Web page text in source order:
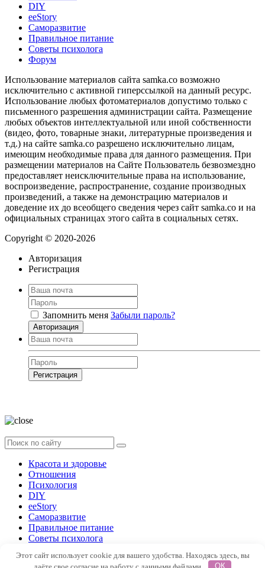
DIY
ееStory
Саморазвитие
Правильное питание
Советы психолога
Форум
Использование материалов сайта samka.co возможно
исключительно с активной гиперссылкой на данный ресурс.
Использование любых фотоматериалов допустимо только с
письменного разрешения администрации сайта. Размещение
любых объектов интеллектуальной или иной собственности
(видео, фото, товарные знаки, литературные произведения и
т.д.) на сайте samka.co разрешено исключительно лицам,
имеющим необходимые права для данного размещения. При
размещении материалов на Сайте Пользователь безвозмездно
предоставляет неисключительные права на использование,
воспроизведение, распространение, создание производных
произведений, а также на демонстрацию материалов и
доведение их до всеобщего сведения через сайт samka.co и на
официальных страницах этого сайта в социальных сетях.
Copyright © 2020-2026
Авторизация
Регистрация
Запомнить меня Забыли пароль?
Авторизация
Регистрация
Красота и здоровье
Отношения
Психология
DIY
ееStory
Саморазвитие
Правильное питание
Советы психолога
Этот сайт использует cookie для вашего удобства. Находясь здесь, вы
даёте свое согласие на работу с данными файлами.
ОК